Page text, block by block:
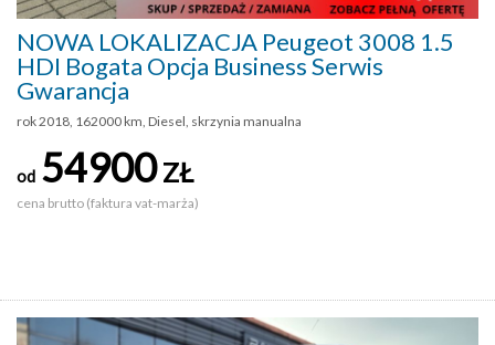
NOWA LOKALIZACJA Peugeot 3008 1.5
HDI Bogata Opcja Business Serwis
Gwarancja
rok 2018, 162000 km, Diesel, skrzynia manualna
od 54900ZŁ
cena brutto (faktura vat-marża)